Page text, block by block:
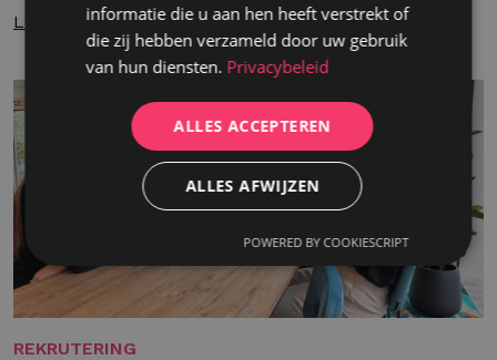
Lees meer
REKRUTERING
informatie die u aan hen heeft verstrekt of
die zij hebben verzameld door uw gebruik
van hun diensten. Privacybeleid
ALLES ACCEPTEREN
ALLES AFWIJZEN
POWERED BY COOKIESCRIPT